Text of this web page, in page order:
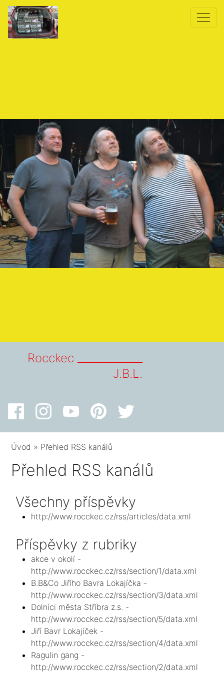
Rocckec _____________
J.B.L.
Úvod » Přehled RSS kanálů
Přehled RSS kanálů
Všechny příspěvky
http://www.rocckec.cz/rss/articles/data.xml
Příspěvky z rubriky
akce v okolí -
http://www.rocckec.cz/rss/section/1/data.xml
B.B&Co Jiřího Bavra Lokajíčka -
http://www.rocckec.cz/rss/section/3/data.xml
Dolníci města Stříbra z.s. -
http://www.rocckec.cz/rss/section/5/data.xml
Jiří Bavr Lokajíček -
http://www.rocckec.cz/rss/section/4/data.xml
Ragulin gang -
http://www.rocckec.cz/rss/section/2/data.xml